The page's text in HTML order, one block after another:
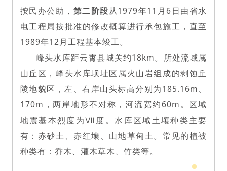
按民办公助， 第二阶段从1979年11月6日由省水
电工程局按批准的修改概算进行承包施工，直至
1989年12月工程基本竣工。
峰头水库距云霄县城关约18km。所处流域属
山丘区，峰头水库坝址区属火山岩组成的剥蚀丘
陵地貌区，左、右岸山头标高分别为185.16m、
170m，两岸地形不对称，河流宽约60m。区域
地震基本烈度为Ⅶ度。水库区域土壤种类主要
有：赤砂土、赤红壤、山地草甸土。常 见的植被
种类有：乔木、灌木草木、竹类等。